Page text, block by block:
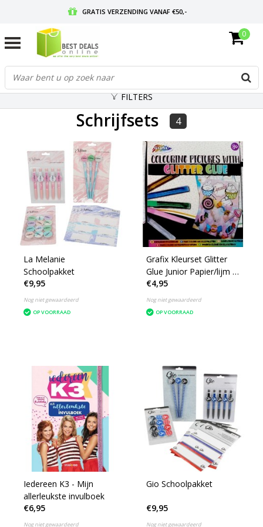
GRATIS VERZENDING VANAF €50,-
GRATIS RETOURNEREN EN 30 DAGEN BEDENKTIJD
0
FILTERS
Schrijfsets 4
La Melanie
Schoolpakket
€9,95
Nog niet gewaardeerd
OP VOORRAAD
Grafix Kleurset Glitter
Glue Junior Papier/lijm 6-
delig
€4,95
Nog niet gewaardeerd
OP VOORRAAD
Iedereen K3 - Mijn
allerleukste invulboek
€6,95
Nog niet gewaardeerd
Gio Schoolpakket
€9,95
Nog niet gewaardeerd